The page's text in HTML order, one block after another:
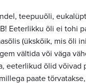
teepuuõli,
Eeterlikku õli ei tohi
(ükskõik, mis õli
vältida või väga
eeterlikud õlid võivad
paate